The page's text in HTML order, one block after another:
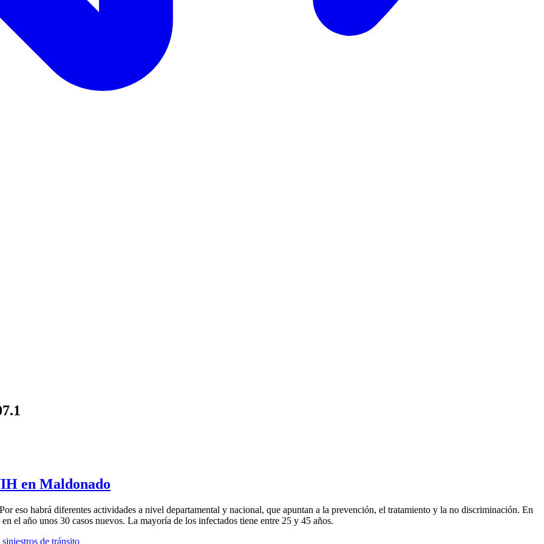
en Maldonado
eso habrá diferentes actividades a nivel departamental y nacional, que apuntan a la prevención, el tratamiento y la no discriminación. En
el año unos 30 casos nuevos. La mayoría de los infectados tiene entre 25 y 45 años.